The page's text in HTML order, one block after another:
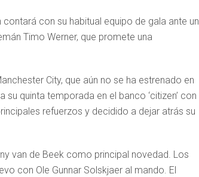
con su habitual equipo de gala ante un
Timo Werner, que promete una
City, que aún no se ha estrenado en
quinta temporada en el banco ‘citizen’ con
refuerzos y decidido a dejar atrás su
van de Beek como principal novedad. Los
con Ole Gunnar Solskjaer al mando. El